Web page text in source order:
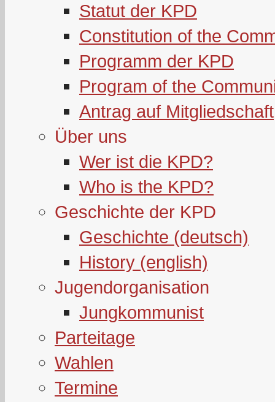
Statut der KPD
Constitution of the
Programm der KPD
Program of the
Antrag auf Mitgliedschaft
Über uns
Wer ist die KPD?
Who is the KPD?
Geschichte der KPD
Geschichte (deutsch)
History (english)
Jugendorganisation
Jungkommunist
Parteitage
Wahlen
Termine